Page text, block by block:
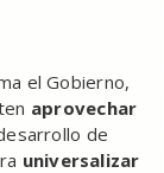
el Gobierno,
aprovechar
de
universalizar